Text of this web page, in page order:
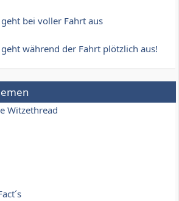
geht bei voller Fahrt aus
geht während der Fahrt plötzlich aus!
Witzethread